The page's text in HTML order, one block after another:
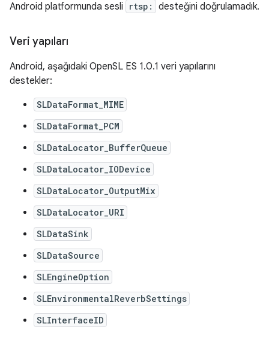
Android platformunda sesli
rtsp: desteğini doğrulamadık.
Veri yapıları
Android, aşağıdaki OpenSL ES 1.0.1 veri yapılarını
destekler:
SLDataFormat_MIME
SLDataFormat_PCM
SLDataLocator_BufferQueue
SLDataLocator_IODevice
SLDataLocator_OutputMix
SLDataLocator_URI
SLDataSink
SLDataSource
SLEngineOption
SLEnvironmentalReverbSettings
SLInterfaceID